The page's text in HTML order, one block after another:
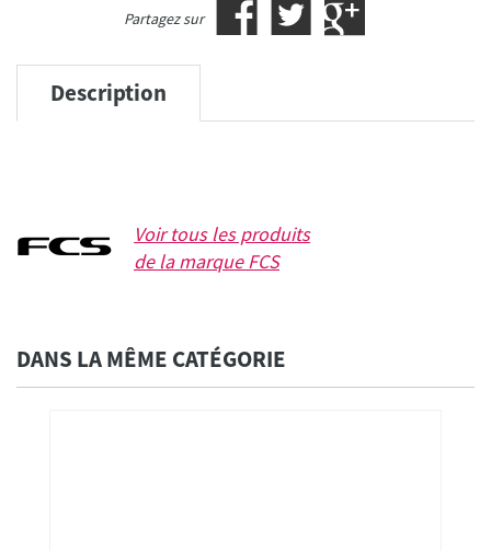
Partagez sur
Description
Voir tous les produits
de la marqueFCS
DANS LA MÊME CATÉGORIE